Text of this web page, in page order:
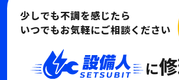
少しでも不調を感じたら
いつでもお気軽にご相談ください
に